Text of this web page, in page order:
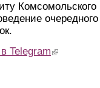
Комсомольского
очередного
Telegram (link is